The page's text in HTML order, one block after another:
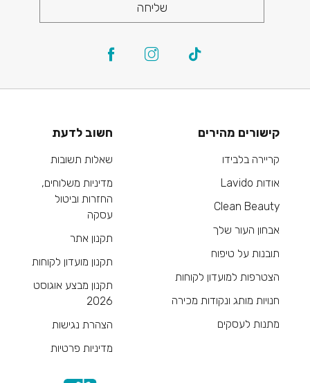
שליחה
קישורים מהירים
קריירה בלבידו
אודות Lavido
Clean Beauty
אבחון העור שלך
תובנות על טיפוח
הצטרפות למועדון לקוחות
חנויות מותג ונקודות מכירה
מתנות לעסקים
חשוב לדעת
שאלות תשובות
מדיניות משלוחים,
החזרות וביטול
עסקה
תקנון אתר
תקנון מועדון לקוחות
תקנון מבצע אוגוסט
2026
הצהרת נגישות
מדיניות פרטיות